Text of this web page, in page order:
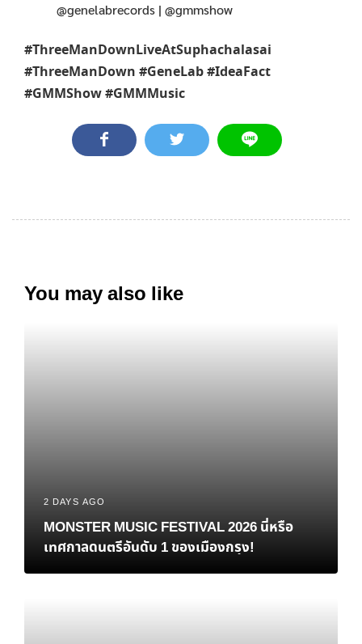
@genelabrecords | @gmmshow
#ThreeManDownLiveAtSuphachalasai
#ThreeManDown #GeneLab #IdeaFact
#GMMShow #GMMMusic
You may also like
2 DAYS AGO
MONSTER MUSIC FESTIVAL 2026 นี่หรือ
เทศกาลดนตรีอันดับ 1 ของเมืองกรุง!